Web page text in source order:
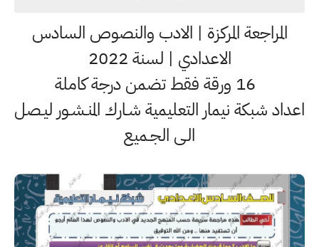
المراجعة المركزة | الادب والنصوص السادس
الاعدادي | لسنة 2022
اعداد شبكة نيمار التعليمية شـارك المنـشـور ليـصل
الـى الجـميع